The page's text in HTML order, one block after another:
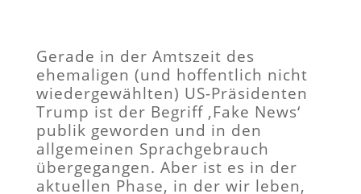
Gerade in der Amtszeit des
ehemaligen (und hoffentlich nicht
wiedergewählten) US-Präsidenten
Trump ist der Begriff ‚Fake News‘
publik geworden und in den
allgemeinen Sprachgebrauch
übergegangen. Aber ist es in der
aktuellen Phase, in der wir leben,